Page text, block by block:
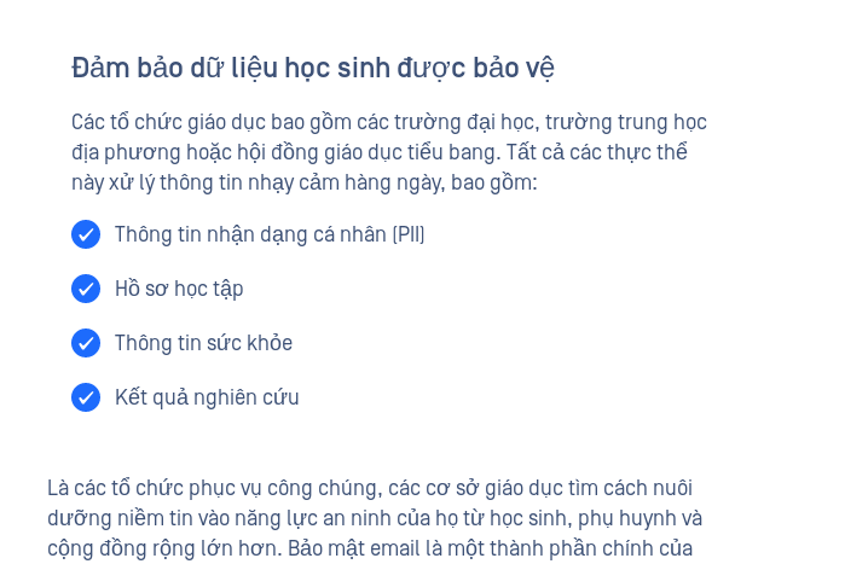
Đảm bảo dữ liệu học sinh được bảo vệ
Các tổ chức giáo dục bao gồm các trường đại học, trường trung học
địa phương hoặc hội đồng giáo dục tiểu bang. Tất cả các thực thể
này xử lý thông tin nhạy cảm hàng ngày, bao gồm:
Thông tin nhận dạng cá nhân (PII)
Hồ sơ học tập
Thông tin sức khỏe
Kết quả nghiên cứu
Là các tổ chức phục vụ công chúng, các cơ sở giáo dục tìm cách nuôi
dưỡng niềm tin vào năng lực an ninh của họ từ học sinh, phụ huynh và
cộng đồng rộng lớn hơn. Bảo mật email là một thành phần chính của